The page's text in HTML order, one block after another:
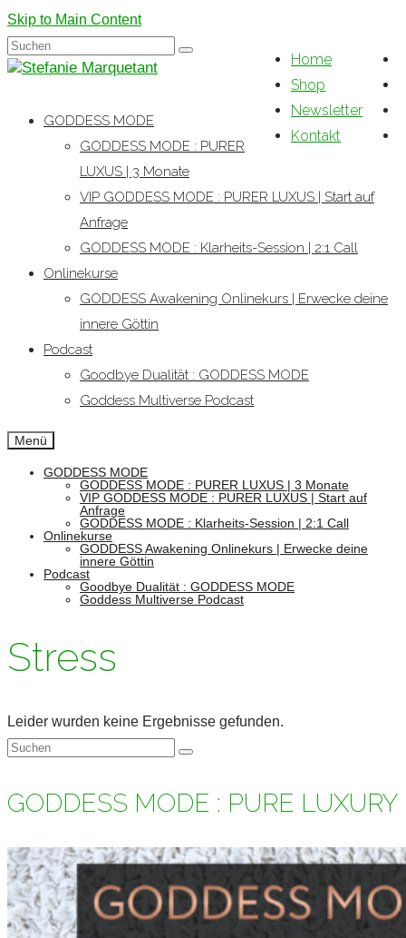
Skip to Main Content
Home
Shop
Newsletter
Kontakt
Suchen
nach:
GODDESS MODE
GODDESS MODE : PURER
LUXUS | 3 Monate
VIP GODDESS MODE : PURER LUXUS | Start auf
Anfrage
GODDESS MODE : Klarheits-Session | 2:1 Call
Onlinekurse
GODDESS Awakening Onlinekurs | Erwecke deine
innere Göttin
Podcast
Goodbye Dualität : GODDESS MODE
Goddess Multiverse Podcast
Menü
GODDESS MODE
GODDESS MODE : PURER LUXUS | 3 Monate
VIP GODDESS MODE : PURER LUXUS | Start auf
Anfrage
GODDESS MODE : Klarheits-Session | 2:1 Call
Onlinekurse
GODDESS Awakening Onlinekurs | Erwecke deine
innere Göttin
Podcast
Goodbye Dualität : GODDESS MODE
Goddess Multiverse Podcast
Stress
Leider wurden keine Ergebnisse gefunden.
Suchen
GODDESS MODE : PURE LUXURY